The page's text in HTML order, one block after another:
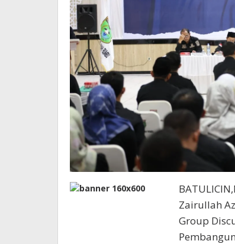
Zairullah
Group